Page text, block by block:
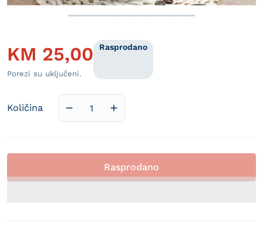
KM 25,00
Porezi su uključeni.
Rasprodano
Količina
Smanji količinu proizvoda
Povećaj količinu proizvoda
Rasprodano